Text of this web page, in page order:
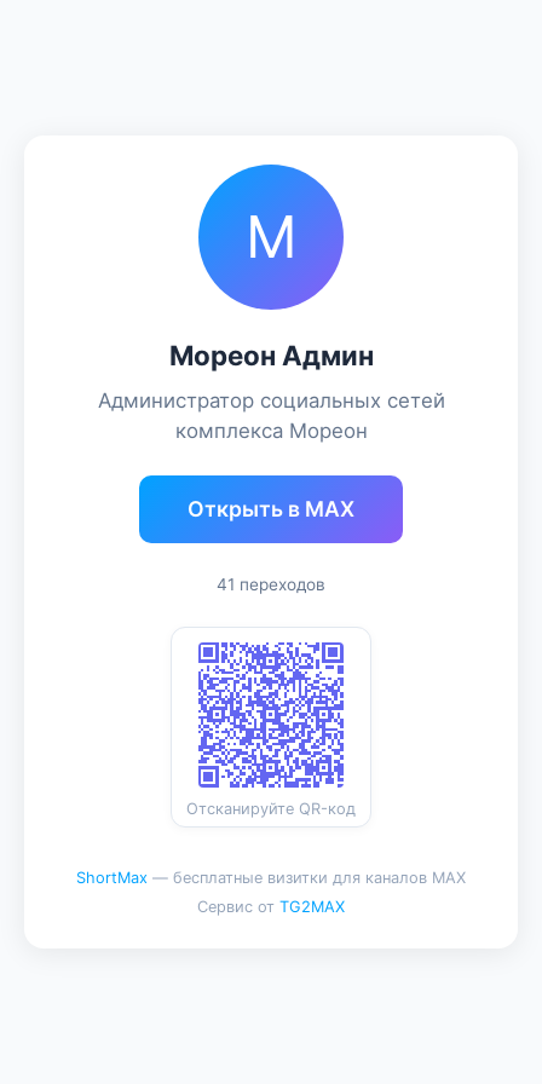
М
Мореон Админ
Администратор социальных сетей
комплекса Мореон
Открыть в MAX
41 переходов
Отсканируйте QR-код
ShortMax — бесплатные визитки для каналов MAX
Сервис от TG2MAX